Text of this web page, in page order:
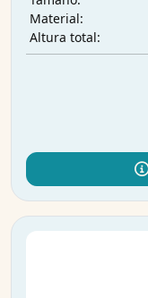
Material:
Altura total: